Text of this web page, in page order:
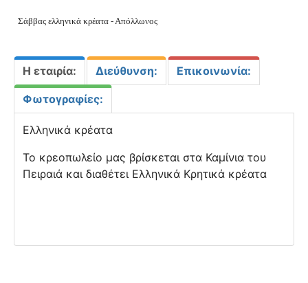
Σάββας ελληνικά κρέατα - Απόλλωνος
Η εταιρία: Διεύθυνση: Επικοινωνία:
Φωτογραφίες:
Ελληνικά κρέατα
Το κρεοπωλείο μας βρίσκεται στα Καμίνια του
Πειραιά και διαθέτει Ελληνικά Κρητικά κρέατα